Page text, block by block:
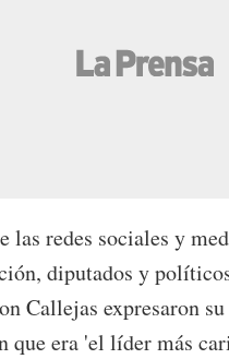
las redes sociales y
diputados y
Callejas expresaron
que era 'el líder más